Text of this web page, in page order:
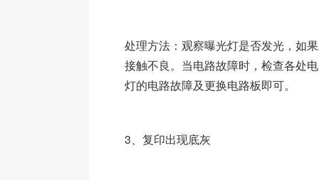
处理方法：观察曝光灯是否发光，如
接触不良。当电路故障时，检查各处
灯的电路故障及更换电路板即可。
3、复印出现底灰